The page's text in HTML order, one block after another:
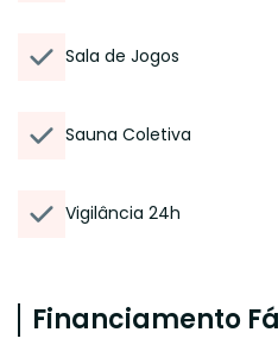
Sala de Jogos
Sauna Coletiva
Vigilância 24h
Financiamento